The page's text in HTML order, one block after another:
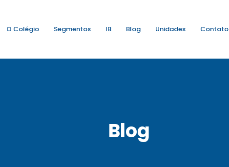
O Colégio Segmentos IB Blog Unidades Contato
Blog